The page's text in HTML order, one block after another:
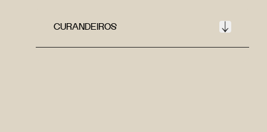
CURANDEIROS